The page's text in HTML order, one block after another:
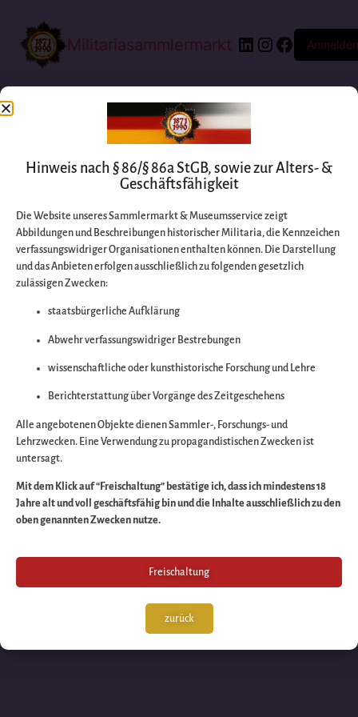
Militariasammlermarkt Anmelden
Entschuldigen Sie
bitte die
Wir arbeiten an
großartigen Sache
schauen Sie bald
wieder vorbei!
Hinweis nach § 86/§ 86a StGB, sowie zur Alters- &
Geschäftsfähigkeit
Die Website unseres Sammlermarkt & Museumsservice zeigt
Abbildungen und Beschreibungen historischer Militaria, die Kennzeichen
verfassungswidriger Organisationen enthalten können. Die Darstellung
und das Anbieten erfolgen ausschließlich zu folgenden gesetzlich
zulässigen Zwecken:
staatsbürgerliche Aufklärung
Abwehr verfassungswidriger Bestrebungen
wissenschaftliche oder kunsthistorische Forschung und Lehre
Berichterstattung über Vorgänge des Zeitgeschehens
Alle angebotenen Objekte dienen Sammler-, Forschungs- und
Lehrzwecken. Eine Verwendung zu propagandistischen Zwecken ist
untersagt.
Mit dem Klick auf “Freischaltung” bestätige ich, dass ich mindestens 18
Jahre alt und voll geschäftsfähig bin und die Inhalte ausschließlich zu den
oben genannten Zwecken nutze.
Freischaltung
zurück